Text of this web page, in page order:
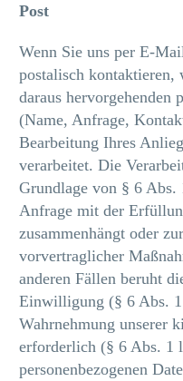
Post
Wenn Sie uns per E-
postalisch
daraus hervorgehenden
(Name, Anfrage,
Bearbeitung Ihres
verarbeitet. Die
Grundlage von § 6
Anfrage mit der
zusammenhängt oder
vorvertraglicher
anderen Fällen beruht
Einwilligung (§ 6 Abs.
Wahrnehmung unserer
erforderlich (§ 6 Abs. 1
personenbezogenen